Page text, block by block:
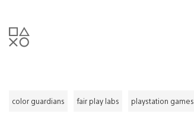
color guardians fair play labs playstation games